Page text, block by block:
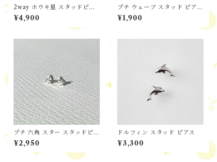
2way ホウキ星 スタッドピア
ス
¥4,900
プチ ウェーブ スタッド ピア
ス
¥1,900
プチ 六角 スター スタッドピア
ス
¥2,950
ドルフィン スタッド ピアス
¥3,300